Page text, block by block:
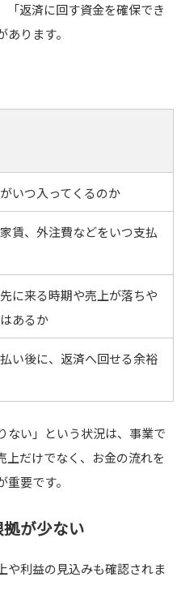
「返済に回す資金を確保でき
ります。
いつ入ってくるのか
賃、外注費などをいつ支払
に来る時期や売上が落ちや
あるか
い後に、返済へ回せる余裕
ない」という状況は、事業で
上だけでなく、お金の流れを
要です。
が少ない
や利益の見込みも確認されま